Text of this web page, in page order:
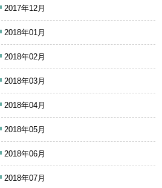
2017年12月
2018年01月
2018年02月
2018年03月
2018年04月
2018年05月
2018年06月
2018年07月